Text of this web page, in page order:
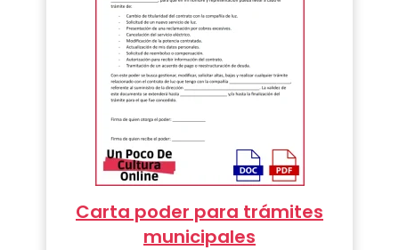
Carta poder para trámites
municipales